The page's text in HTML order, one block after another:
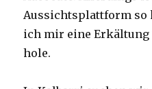
Aussichtsplattform so
ich mir eine Erkältung
hole.